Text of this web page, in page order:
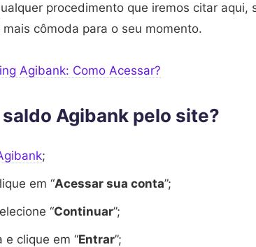
procedimento que iremos citar aqui,
cômoda para o seu momento.
Agibank: Como Acessar?
Agibank pelo site?
;
em “Acessar sua conta”;
“Continuar”;
e clique em “Entrar”;